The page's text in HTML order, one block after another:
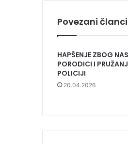
Povezani članci
HAPŠENJE ZBOG
PORODICI I
POLICIJI
20.04.2026